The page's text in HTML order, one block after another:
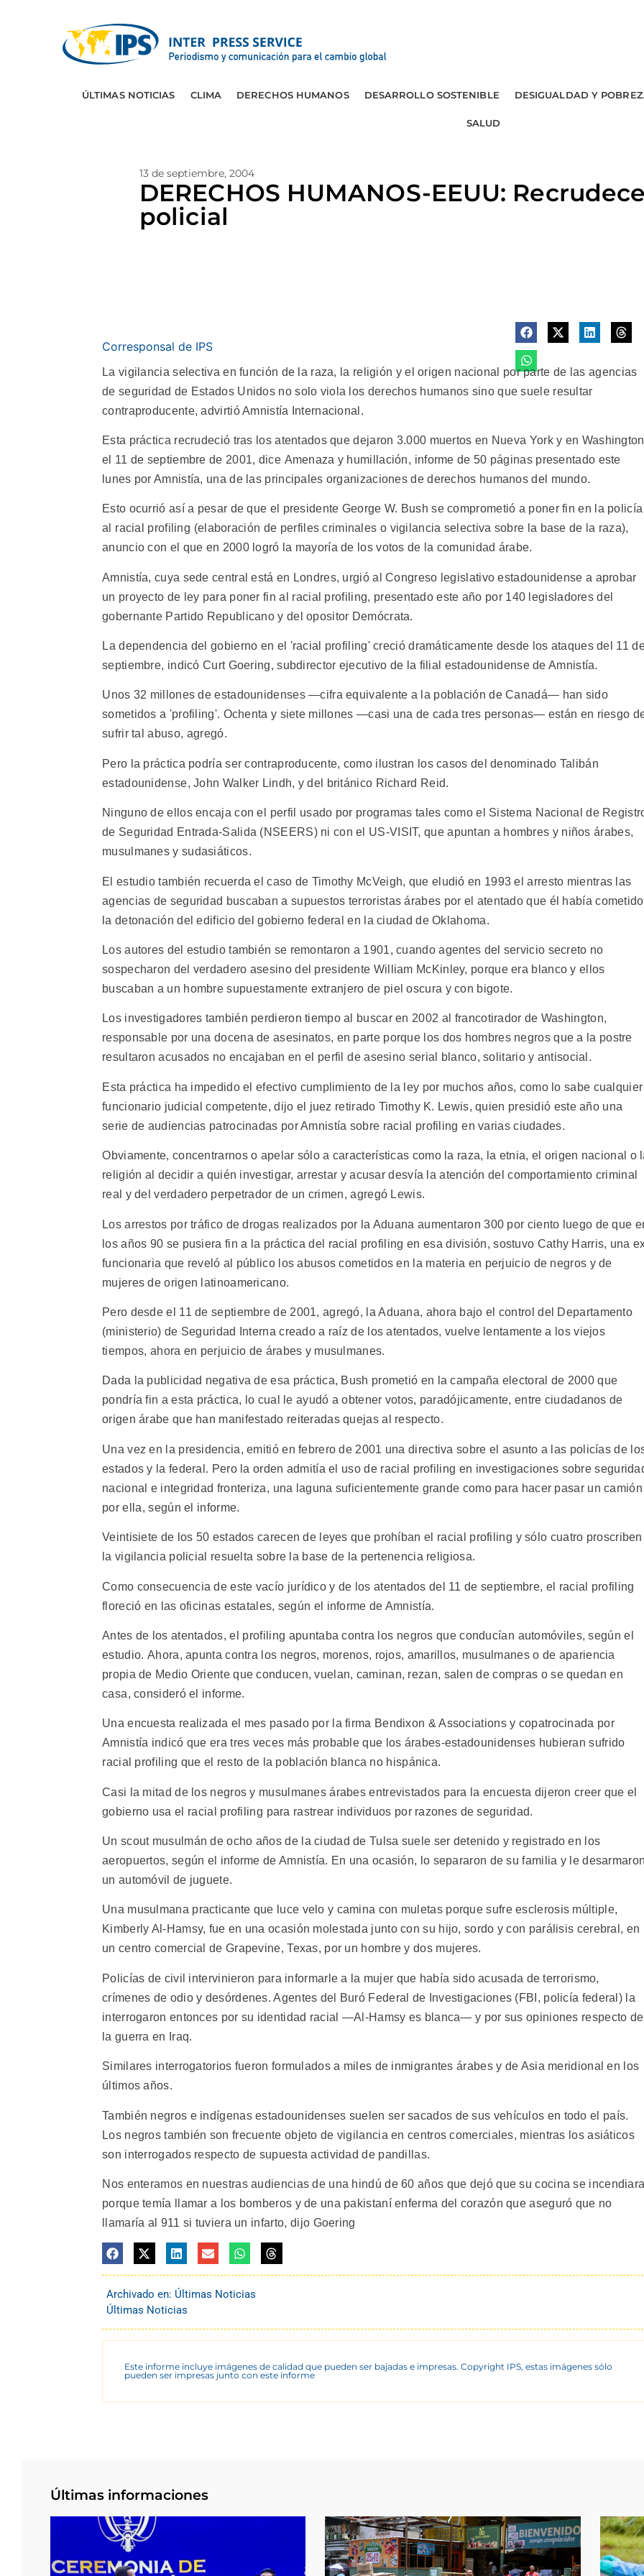
ÚLTIMAS NOTICIAS CLIMA DERECHOS HUMANOS DESARROLLO SOSTENIBLE DESIGUALDAD Y
SALUD
13 de septiembre, 2004
DERECHOS HUMANOS-EEUU:
policial
Corresponsal de IPS
La vigilancia selectiva en función de la raza, la religión y el origen nacional por parte de las agencias
de seguridad de Estados Unidos no solo viola los derechos humanos sino que suele resultar
contraproducente, advirtió Amnistía Internacional.
Esta práctica recrudeció tras los atentados que dejaron 3.000 muertos en Nueva York y en Washington
el 11 de septiembre de 2001, dice Amenaza y humillación, informe de 50 páginas presentado este
lunes por Amnistía, una de las principales organizaciones de derechos humanos del mundo.
Esto ocurrió así a pesar de que el presidente George W. Bush se comprometió a poner fin en la policía
al racial profiling (elaboración de perfiles criminales o vigilancia selectiva sobre la base de la raza),
anuncio con el que en 2000 logró la mayoría de los votos de la comunidad árabe.
Amnistía, cuya sede central está en Londres, urgió al Congreso legislativo estadounidense a aprobar
un proyecto de ley para poner fin al racial profiling, presentado este año por 140 legisladores del
gobernante Partido Republicano y del opositor Demócrata.
La dependencia del gobierno en el 'racial profiling' creció dramáticamente desde los ataques del 11
septiembre, indicó Curt Goering, subdirector ejecutivo de la filial estadounidense de Amnistía.
Unos 32 millones de estadounidenses —cifra equivalente a la población de Canadá— han sido
sometidos a 'profiling'. Ochenta y siete millones —casi una de cada tres personas— están en riesgo
sufrir tal abuso, agregó.
Pero la práctica podría ser contraproducente, como ilustran los casos del denominado Talibán
estadounidense, John Walker Lindh, y del británico Richard Reid.
Ninguno de ellos encaja con el perfil usado por programas tales como el Sistema Nacional de
de Seguridad Entrada-Salida (NSEERS) ni con el US-VISIT, que apuntan a hombres y niños árabes,
musulmanes y sudasiáticos.
El estudio también recuerda el caso de Timothy McVeigh, que eludió en 1993 el arresto mientras las
agencias de seguridad buscaban a supuestos terroristas árabes por el atentado que él había
la detonación del edificio del gobierno federal en la ciudad de Oklahoma.
Los autores del estudio también se remontaron a 1901, cuando agentes del servicio secreto no
sospecharon del verdadero asesino del presidente William McKinley, porque era blanco y ellos
buscaban a un hombre supuestamente extranjero de piel oscura y con bigote.
Los investigadores también perdieron tiempo al buscar en 2002 al francotirador de Washington,
responsable por una docena de asesinatos, en parte porque los dos hombres negros que a la postre
resultaron acusados no encajaban en el perfil de asesino serial blanco, solitario y antisocial.
Esta práctica ha impedido el efectivo cumplimiento de la ley por muchos años, como lo sabe cualquier
funcionario judicial competente, dijo el juez retirado Timothy K. Lewis, quien presidió este año una
serie de audiencias patrocinadas por Amnistía sobre racial profiling en varias ciudades.
Obviamente, concentrarnos o apelar sólo a características como la raza, la etnia, el origen nacional o
religión al decidir a quién investigar, arrestar y acusar desvía la atención del comportamiento criminal
real y del verdadero perpetrador de un crimen, agregó Lewis.
Los arrestos por tráfico de drogas realizados por la Aduana aumentaron 300 por ciento luego de que
los años 90 se pusiera fin a la práctica del racial profiling en esa división, sostuvo Cathy Harris, una
funcionaria que reveló al público los abusos cometidos en la materia en perjuicio de negros y de
mujeres de origen latinoamericano.
Pero desde el 11 de septiembre de 2001, agregó, la Aduana, ahora bajo el control del Departamento
(ministerio) de Seguridad Interna creado a raíz de los atentados, vuelve lentamente a los viejos
tiempos, ahora en perjuicio de árabes y musulmanes.
Dada la publicidad negativa de esa práctica, Bush prometió en la campaña electoral de 2000 que
pondría fin a esta práctica, lo cual le ayudó a obtener votos, paradójicamente, entre ciudadanos de
origen árabe que han manifestado reiteradas quejas al respecto.
Una vez en la presidencia, emitió en febrero de 2001 una directiva sobre el asunto a las policías de
estados y la federal. Pero la orden admitía el uso de racial profiling en investigaciones sobre
nacional e integridad fronteriza, una laguna suficientemente grande como para hacer pasar un camión
por ella, según el informe.
Veintisiete de los 50 estados carecen de leyes que prohíban el racial profiling y sólo cuatro proscriben
la vigilancia policial resuelta sobre la base de la pertenencia religiosa.
Como consecuencia de este vacío jurídico y de los atentados del 11 de septiembre, el racial profiling
floreció en las oficinas estatales, según el informe de Amnistía.
Antes de los atentados, el profiling apuntaba contra los negros que conducían automóviles, según el
estudio. Ahora, apunta contra los negros, morenos, rojos, amarillos, musulmanes o de apariencia
propia de Medio Oriente que conducen, vuelan, caminan, rezan, salen de compras o se quedan en
casa, consideró el informe.
Una encuesta realizada el mes pasado por la firma Bendixon & Associations y copatrocinada por
Amnistía indicó que era tres veces más probable que los árabes-estadounidenses hubieran sufrido
racial profiling que el resto de la población blanca no hispánica.
Casi la mitad de los negros y musulmanes árabes entrevistados para la encuesta dijeron creer que el
gobierno usa el racial profiling para rastrear individuos por razones de seguridad.
Un scout musulmán de ocho años de la ciudad de Tulsa suele ser detenido y registrado en los
aeropuertos, según el informe de Amnistía. En una ocasión, lo separaron de su familia y le
un automóvil de juguete.
Una musulmana practicante que luce velo y camina con muletas porque sufre esclerosis múltiple,
Kimberly Al-Hamsy, fue en una ocasión molestada junto con su hijo, sordo y con parálisis cerebral, en
un centro comercial de Grapevine, Texas, por un hombre y dos mujeres.
Policías de civil intervinieron para informarle a la mujer que había sido acusada de terrorismo,
crímenes de odio y desórdenes. Agentes del Buró Federal de Investigaciones (FBI, policía federal) la
interrogaron entonces por su identidad racial —Al-Hamsy es blanca— y por sus opiniones respecto de
la guerra en Iraq.
Similares interrogatorios fueron formulados a miles de inmigrantes árabes y de Asia meridional en los
últimos años.
También negros e indígenas estadounidenses suelen ser sacados de sus vehículos en todo el país.
Los negros también son frecuente objeto de vigilancia en centros comerciales, mientras los asiáticos
son interrogados respecto de supuesta actividad de pandillas.
Nos enteramos en nuestras audiencias de una hindú de 60 años que dejó que su cocina se
porque temía llamar a los bomberos y de una pakistaní enferma del corazón que aseguró que no
llamaría al 911 si tuviera un infarto, dijo Goering
Archivado en: Últimas Noticias
Últimas Noticias
Este informe incluye imágenes de calidad que pueden ser bajadas e impresas. Copyright IPS, estas imágenes sólo
pueden ser impresas junto con este informe
Últimas informaciones